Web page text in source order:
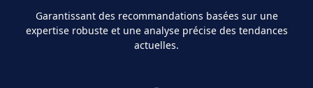
Garantissant des recommandations basées sur une
expertise robuste et une analyse précise des tendances
actuelles.